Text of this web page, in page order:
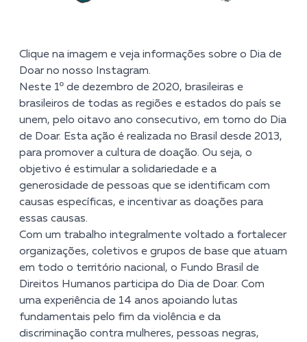
Clique na imagem e veja informações sobre o Dia de
Doar no nosso Instagram.
Neste 1º de dezembro de 2020, brasileiras e
brasileiros de todas as regiões e estados do país se
unem, pelo oitavo ano consecutivo, em torno do Dia
de Doar. Esta ação é realizada no Brasil desde 2013,
para promover a cultura de doação. Ou seja, o
objetivo é estimular a solidariedade e a
generosidade de pessoas que se identificam com
causas específicas, e incentivar as doações para
essas causas.
Com um trabalho integralmente voltado a fortalecer
organizações, coletivos e grupos de base que atuam
em todo o território nacional, o Fundo Brasil de
Direitos Humanos participa do Dia de Doar. Com
uma experiência de 14 anos apoiando lutas
fundamentais pelo fim da violência e da
discriminação contra mulheres, pessoas negras,